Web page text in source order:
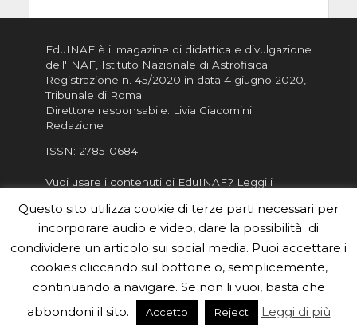
EduINAF è il magazine di didattica e divulgazione
dell'INAF, Istituto Nazionale di Astrofisica
Registrazione n. 45/2020 in data 4 giugno 2020,
Tribunale di Roma
Direttore responsabile: Livia Giacomini
Redazione
ISSN: 2785-0684
Vuoi usare i contenuti di EduINAF? Leggi i
Informativa sulla Privacy
Informatva sui Cookie
Per la rubrica de l'Astronomo risponde, per
inviarci le tue foto o i tuoi contributi, scrivici a
redazione.edu [chiocciola] inaf.it oppure
il form
Questo sito utilizza cookie di terze parti necessari per
incorporare audio e video, dare la possibilità di
condividere un articolo sui social media. Puoi accettare i
cookies cliccando sul bottone o, semplicemente,
continuando a navigare. Se non li vuoi, basta che
abbondoni il sito.
Accetto Reject Leggi di più